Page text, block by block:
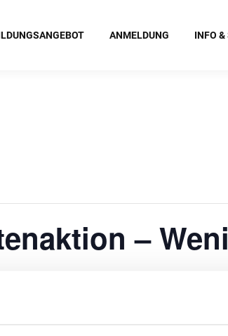
ANMELDUNG INFO &
–
Oberösterreich